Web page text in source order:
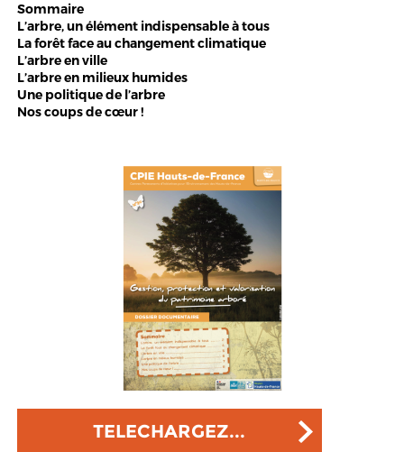
Sommaire
L’arbre, un élément indispensable à tous
La forêt face au changement climatique
L’arbre en ville
L’arbre en milieux humides
Une politique de l’arbre
Nos coups de cœur !
TELECHARGEZ...